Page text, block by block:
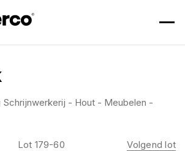
Schrijnwerkerij - Hout - Meubelen -
Lot 179-60 Volgend lot